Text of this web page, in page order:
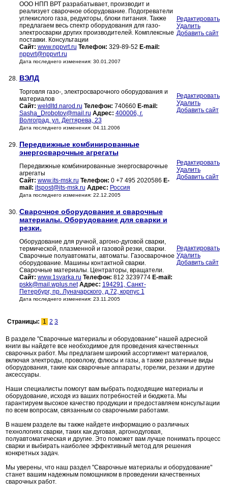
ООО НПП ВРТ разрабатывает, производит и
реализует сварочное оборудование. Подогреватели
углекислого газа, редукторы, блоки питания. Также
предлагаем весь спектр оборудования для газо-
электросварки других производителей. Комплексные
поставки. Консультации
Сайт: www.nppvrt.ru Телефон: 329-89-52 E-mail:
nppvrt@nppvrt.ru
Дата последнего изменения: 30.01.2007
Редактировать
Удалить
Добавить сайт
28. ВЭЛД
Торговля газо-, электросварочного оборудования и
материалов
Сайт: weldltd.narod.ru Телефон: 740660 E-mail:
Sasha_Drobotov@mail.ru Адрес: 400006, г.
Волгоград, ул. Дегтярева, 23
Дата последнего изменения: 04.11.2006
Редактировать
Удалить
Добавить сайт
29. Передвижные комбинированные
энергосварочные агрегаты
Передвижные комбинированные энергосварочные
агрегаты
Сайт: www.its-msk.ru Телефон: 0 +7 495 2020586 E-
mail: itspost@its-msk.ru Адрес: Россия
Дата последнего изменения: 22.12.2005
Редактировать
Удалить
Добавить сайт
30. Сварочное оборудование и сварочные
материалы. Оборудование для сварки и
резки.
Оборудование для ручной, аргоно-дуговой сварки,
термической, плазменной и газовой резки, сварки.
Сварочные полуавтоматы, автоматы. Газосварочное
оборудование. Машины контактной сварки.
Сварочные материалы. Центраторы, вращатели.
Сайт: www.1svarka.ru Телефон: 812 3239774 E-mail:
pskk@mail.wplus.net Адрес: 194291, Санкт-
Петербург, пр. Луначарского, д.72, корпус 1
Дата последнего изменения: 23.11.2005
Редактировать
Удалить
Добавить сайт
Страницы: 1 2 3
В разделе "Сварочные материалы и оборудование" нашей адресной
книги вы найдете все необходимое для проведения качественных
сварочных работ. Мы предлагаем широкий ассортимент материалов,
включая электроды, проволоку, флюсы и газы, а также различные виды
оборудования, такие как сварочные аппараты, горелки, резаки и другие
аксессуары.
Наши специалисты помогут вам выбрать подходящие материалы и
оборудование, исходя из ваших потребностей и бюджета. Мы
гарантируем высокое качество продукции и предоставляем консультации
по всем вопросам, связанным со сварочными работами.
В нашем разделе вы также найдете информацию о различных
технологиях сварки, таких как дуговая, аргонодуговая,
полуавтоматическая и другие. Это поможет вам лучше понимать процесс
сварки и выбирать наиболее эффективный метод для решения
конкретных задач.
Мы уверены, что наш раздел "Сварочные материалы и оборудование"
станет вашим надежным помощником в проведении качественных
сварочных работ.